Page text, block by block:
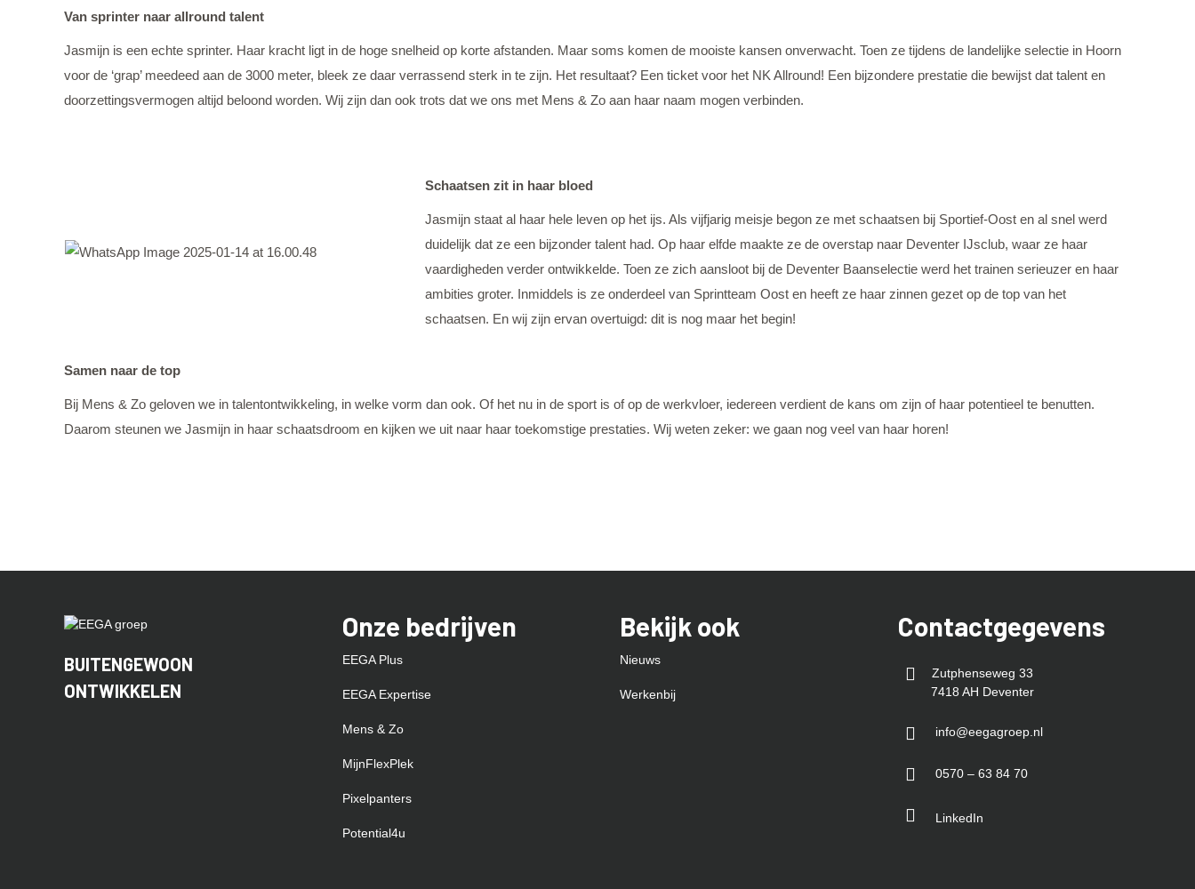
Van sprinter naar allround talent
Jasmijn is een echte sprinter. Haar kracht ligt in de hoge snelheid op korte afstanden. Maar soms komen de mooiste kansen onverwacht. Toen ze tijdens de landelijke selectie in Hoorn
voor de ‘grap’ meedeed aan de 3000 meter, bleek ze daar verrassend sterk in te zijn. Het resultaat? Een ticket voor het NK Allround! Een bijzondere prestatie die bewijst dat talent en
doorzettingsvermogen altijd beloond worden. Wij zijn dan ook trots dat we ons met Mens & Zo aan haar naam mogen verbinden.
Schaatsen zit in haar bloed
Jasmijn staat al haar hele leven op het ijs. Als vijfjarig meisje begon ze met schaatsen bij Sportief-Oost en al snel werd
duidelijk dat ze een bijzonder talent had. Op haar elfde maakte ze de overstap naar Deventer IJsclub, waar ze haar
vaardigheden verder ontwikkelde. Toen ze zich aansloot bij de Deventer Baanselectie werd het trainen serieuzer en haar
ambities groter. Inmiddels is ze onderdeel van Sprintteam Oost en heeft ze haar zinnen gezet op de top van het
schaatsen. En wij zijn ervan overtuigd: dit is nog maar het begin!
Samen naar de top
Bij Mens & Zo geloven we in talentontwikkeling, in welke vorm dan ook. Of het nu in de sport is of op de werkvloer, iedereen verdient de kans om zijn of haar potentieel te benutten.
Daarom steunen we Jasmijn in haar schaatsdroom en kijken we uit naar haar toekomstige prestaties. Wij weten zeker: we gaan nog veel van haar horen!
BUITENGEWOON
ONTWIKKELEN
Onze bedrijven
EEGA Plus
EEGA Expertise
Mens & Zo
MijnFlexPlek
Pixelpanters
Potential4u
Bekijk ook
Nieuws
Werkenbij
Contactgegevens
Zutphenseweg 33
7418 AH Deventer
info@eegagroep.nl
0570 – 63 84 70
LinkedIn